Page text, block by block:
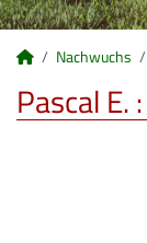
Nachwuchs
Pascal E.